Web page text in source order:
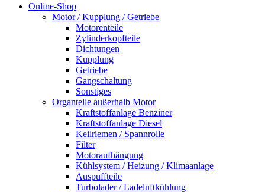
Online-Shop
Motor / Kupplung / Getriebe
Motorenteile
Zylinderkopfteile
Dichtungen
Kupplung
Getriebe
Gangschaltung
Sonstiges
Organteile außerhalb Motor
Kraftstoffanlage Benziner
Kraftstoffanlage Diesel
Keilriemen / Spannrolle
Filter
Motoraufhängung
Kühlsystem / Heizung / Klimaanlage
Auspuffteile
Turbolader / Ladeluftkühlung